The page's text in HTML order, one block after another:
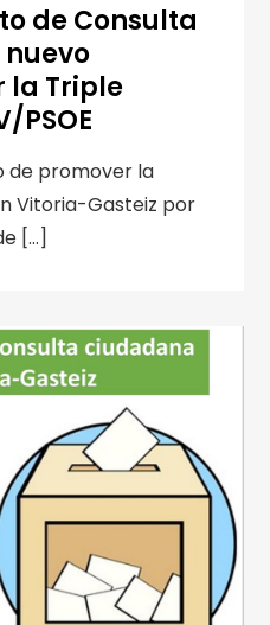
de Consulta
la Triple
PSOE
de promover la
Vitoria-Gasteiz por
[…]